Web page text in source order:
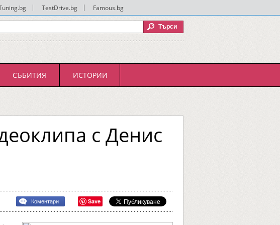
TestDrive.bg Famous.bg
СЪБИТИЯ ИСТОРИИ
с Денис
Коментари Save